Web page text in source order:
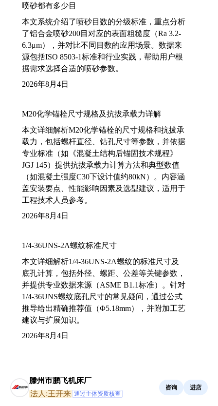
喷砂都有多少目
本文系统介绍了喷砂目数的分级标准，重点分析
了铝合金喷砂200目对应的表面粗糙度（Ra 3.2-
6.3μm），并对比不同目数的应用场景。数据来
源包括ISO 8503-1标准和行业实践，帮助用户根
据需求选择合适的喷砂参数。
2026年8月4日
M20化学锚栓尺寸规格及抗拔承载力详解
本文详细解析M20化学锚栓的尺寸规格和抗拔承
载力，包括螺杆直径、钻孔尺寸等参数，并依据
专业标准（如《混凝土结构后锚固技术规程》
JGJ 145）提供抗拔承载力计算方法和典型数值
（如混凝土强度C30下设计值约80kN）。内容涵
盖安装要点、性能影响因素及选型建议，适用于
工程技术人员参考。
2026年8月4日
1/4-36UNS-2A螺纹标准尺寸
本文详细解析1/4-36UNS-2A螺纹的标准尺寸及
底孔计算，包括外径、螺距、公差等关键参数，
并提供专业数据来源（ASME B1.1标准）。针对
1/4-36UNS螺纹底孔尺寸的常见疑问，通过公式
推导给出精确推荐值（Φ5.18mm），并附加工艺
建议与扩展知识。
2026年8月4日
滕州市鹏飞机床厂
法人:王开来 通过主体资质核查
咨询 进店